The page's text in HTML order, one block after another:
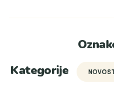
Kategorije